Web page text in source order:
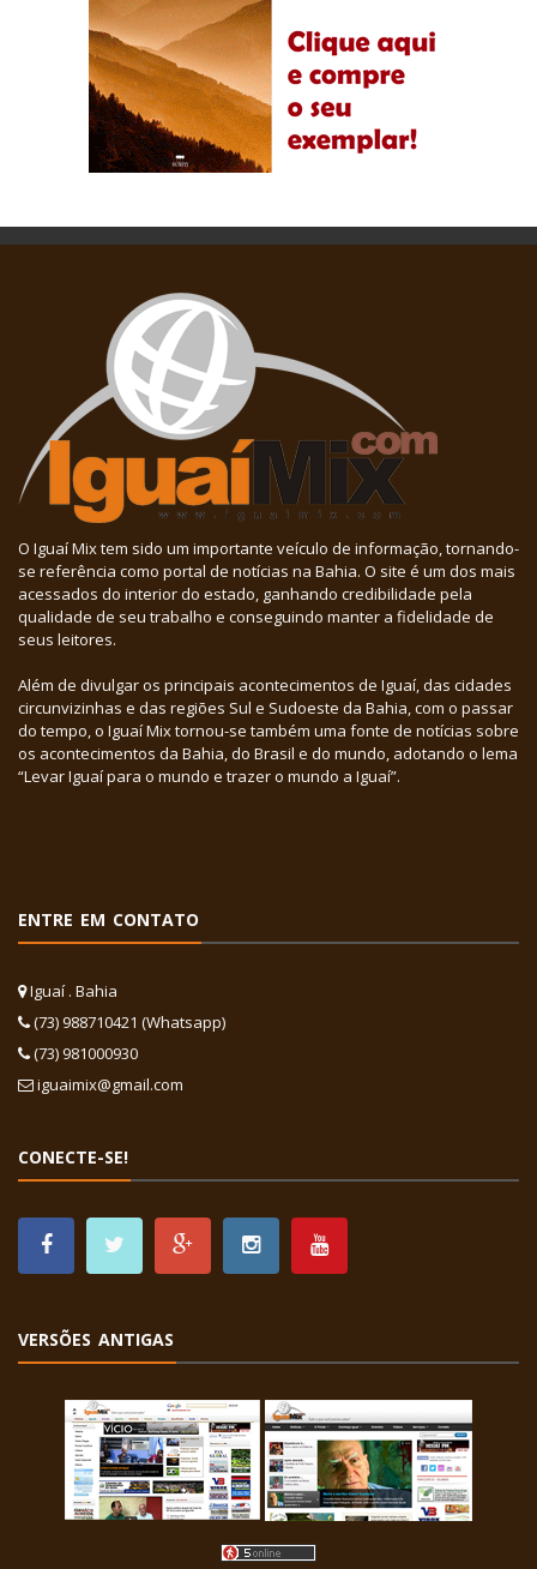
O Iguaí Mix tem sido um importante veículo de informação, tornando-
se referência como portal de notícias na Bahia. O site é um dos mais
acessados do interior do estado, ganhando credibilidade pela
qualidade de seu trabalho e conseguindo manter a fidelidade de
seus leitores.
Além de divulgar os principais acontecimentos de Iguaí, das cidades
circunvizinhas e das regiões Sul e Sudoeste da Bahia, com o passar
do tempo, o Iguaí Mix tornou-se também uma fonte de notícias sobre
os acontecimentos da Bahia, do Brasil e do mundo, adotando o lema
“Levar Iguaí para o mundo e trazer o mundo a Iguaí”.
ENTRE EM CONTATO
Iguaí . Bahia
(73) 988710421 (Whatsapp)
(73) 981000930
iguaimix@gmail.com
CONECTE-SE!
VERSÕES ANTIGAS